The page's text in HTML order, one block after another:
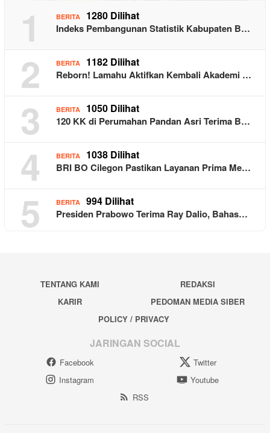
1 BERITA 1280 Dilihat
Indeks Pembangunan Statistik Kabupaten B…
2 BERITA 1182 Dilihat
Reborn! Lamahu Aktifkan Kembali Akademi …
3 BERITA 1050 Dilihat
120 KK di Perumahan Pandan Asri Terima B…
4 BERITA 1038 Dilihat
BRI BO Cilegon Pastikan Layanan Prima Me…
5 BERITA 994 Dilihat
Presiden Prabowo Terima Ray Dalio, Bahas…
TENTANG KAMI
REDAKSI
KARIR
PEDOMAN MEDIA SIBER
POLICY / PRIVACY
JARINGAN SOCIAL
Facebook
Twitter
Instagram
Youtube
RSS